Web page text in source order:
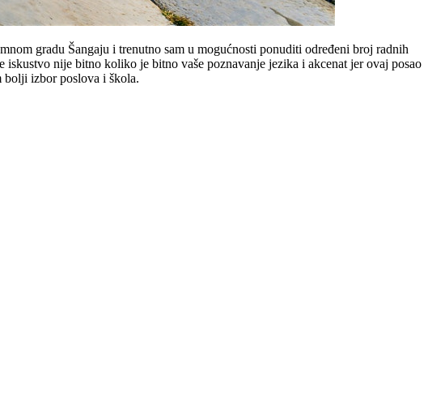
gradu Šangaju i trenutno sam u mogućnosti ponuditi određeni broj radnih
nije bitno koliko je bitno vaše poznavanje jezika i akcenat jer ovaj posao
bolji izbor poslova i škola.